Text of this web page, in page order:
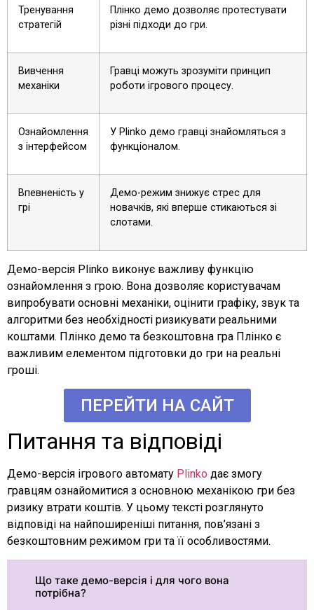
Тренування
стратегій
Плінко демо дозволяє протестувати
різні підходи до гри.
Вивчення
механіки
Гравці можуть зрозуміти принцип
роботи ігрового процесу.
Ознайомлення
з інтерфейсом
У Рlinko демо гравці знайомляться з
функціоналом.
Впевненість у
грі
Демо-режим знижує стрес для
новачків, які вперше стикаються зі
слотами.
Демо-версія Plinko виконує важливу функцію
ознайомлення з грою. Вона дозволяє користувачам
випробувати основні механіки, оцінити графіку, звук та
алгоритми без необхідності ризикувати реальними
коштами. Плінко демо та безкоштовна гра Плінко є
важливим елементом підготовки до гри на реальні
гроші.
ПЕРЕЙТИ НА САЙТ
Питання та відповіді
Демо-версія ігрового автомату Plinko дає змогу
гравцям ознайомитися з основною механікою гри без
ризику втрати коштів. У цьому тексті розглянуто
відповіді на найпоширеніші питання, пов’язані з
безкоштовним режимом гри та її особливостями.
Що таке демо-версія і для чого вона
потрібна?